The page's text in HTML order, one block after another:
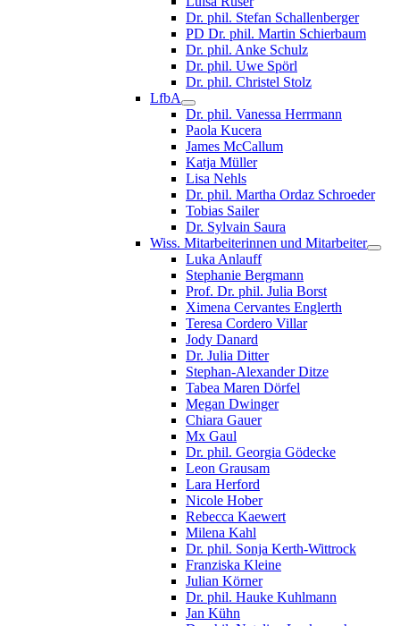
Dr. phil. Stefan Schallenberger
PD Dr. phil. Martin Schierbaum
Dr. phil. Anke Schulz
Dr. phil. Uwe Spörl
Dr. phil. Christel Stolz
LfbA
Dr. phil. Vanessa Herrmann
Paola Kucera
James McCallum
Katja Müller
Lisa Nehls
Dr. phil. Martha Ordaz Schroeder
Tobias Sailer
Dr. Sylvain Saura
Wiss. Mitarbeiterinnen und Mitarbeiter
Luka Anlauff
Stephanie Bergmann
Prof. Dr. phil. Julia Borst
Ximena Cervantes Englerth
Teresa Cordero Villar
Jody Danard
Dr. Julia Ditter
Stephan-Alexander Ditze
Tabea Maren Dörfel
Megan Dwinger
Chiara Gauer
Mx Gaul
Dr. phil. Georgia Gödecke
Leon Grausam
Lara Herford
Nicole Hober
Rebecca Kaewert
Milena Kahl
Dr. phil. Sonja Kerth-Wittrock
Franziska Kleine
Julian Körner
Dr. phil. Hauke Kuhlmann
Jan Kühn